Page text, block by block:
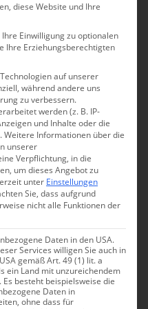
der weitläufigeKarl-
Graf von
aufgeforstet wurde. Der
hat sich in den letzten
Mischwald entwickelt.
waldreiches Dorf: In
Holtstets
als
Lieferant für Brenn- und
liegt der
diese Website und Ihre
Einwilligung zu optionalen
Ihre Erziehungsberechtigten
auf unserer
während andere uns
zu verbessern.
werden (z. B. IP-
und Inhalte oder die
Weitere Informationen über die
unserer
Verpflichtung, in die
um dieses Angebot zu
unter Einstellungen
Sie, dass aufgrund
nicht alle Funktionen der
Daten in den USA.
Services willigen Sie auch in
gemäß Art. 49 (1) lit. a
ein Land mit unzureichendem
besteht beispielsweise die
Daten in
ohne dass für